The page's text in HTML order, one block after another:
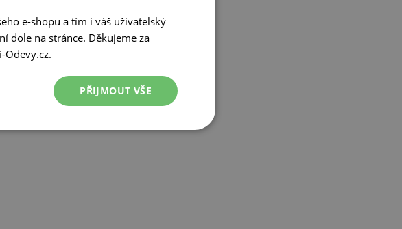
e-shopu a tím i váš uživatelský
dole na stránce. Děkujeme za
Odevy.cz.
PŘIJMOUT VŠE